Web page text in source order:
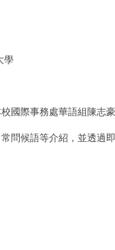
學
國際事務處華語組陳志
問候語等介紹，並透過